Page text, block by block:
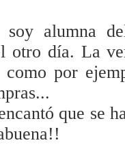
soy alumna
otro día. La
por
que se